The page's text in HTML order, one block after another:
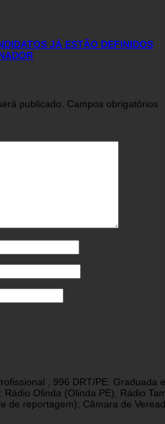
JÁ ESTÃO DEFINIDOS
publicado. Campos obrigatórios
, 996 DRT/PE.
Olinda (Olinda PE); Rádio
de reportagem); Câmara de